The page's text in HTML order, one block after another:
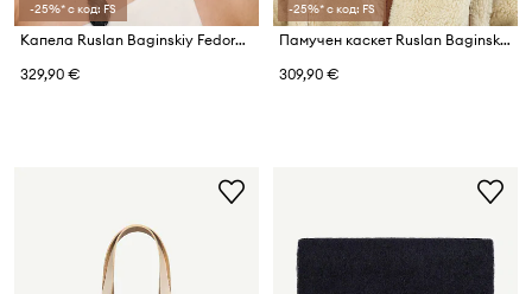
-25%* с код: FS
Капела Ruslan Baginskiy Fedora Hat
329,90 €
-25%* с код: FS
Памучен каскет Ruslan Baginskiy Baker Boy Cap
309,90 €